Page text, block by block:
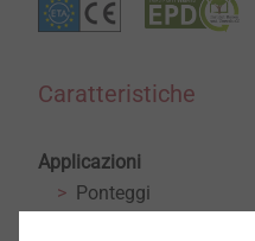
Caratteristiche
Applicazioni
Ponteggi